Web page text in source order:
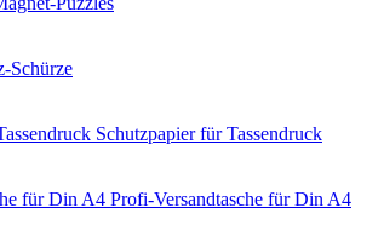
Schürze
Schutzpapier für Tassendruck
Profi-Versandtasche für Din A4